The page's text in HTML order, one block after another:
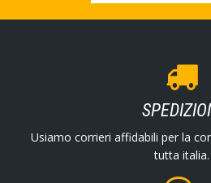
Usiamo corrieri affidabili per la
tutta italia.